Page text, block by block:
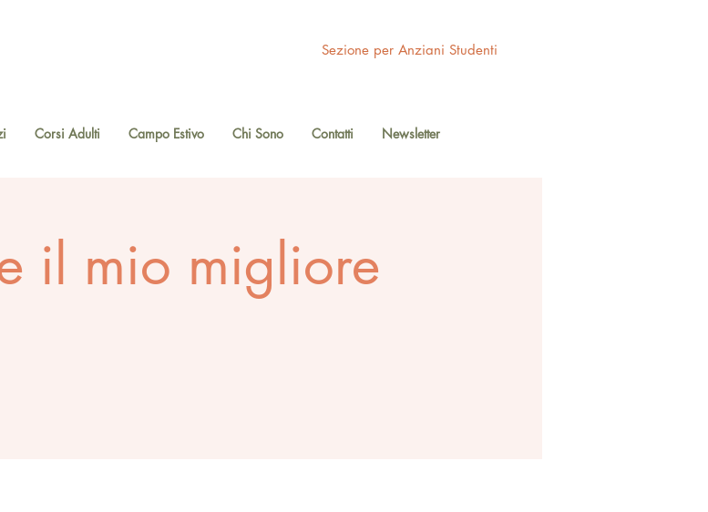
Sezione per Anziani Studenti
Corsi Adulti Campo Estivo Chi Sono Contatti Newsletter
il mio migliore